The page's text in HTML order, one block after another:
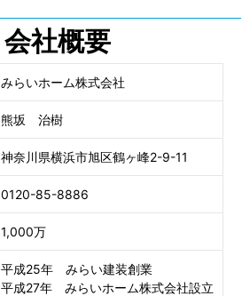
会社概要
みらいホーム株式会社
熊坂 治樹
神奈川県横浜市旭区鶴ヶ峰2-9-11
0120-85-8886
1,000万
平成25年 みらい建装創業
平成27年 みらいホーム株式会社設立